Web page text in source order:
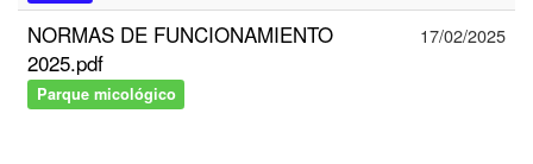
NORMAS DE FUNCIONAMIENTO
2025.pdf
Parque micológico
17/02/2025